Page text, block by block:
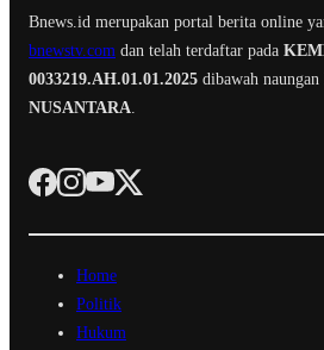
Bnews.id merupakan portal berita online
bnewstv.com dan telah terdaftar pada
0033219.AH.01.01.2025 dibawah naungan
NUSANTARA
Home
Politik
Hukum